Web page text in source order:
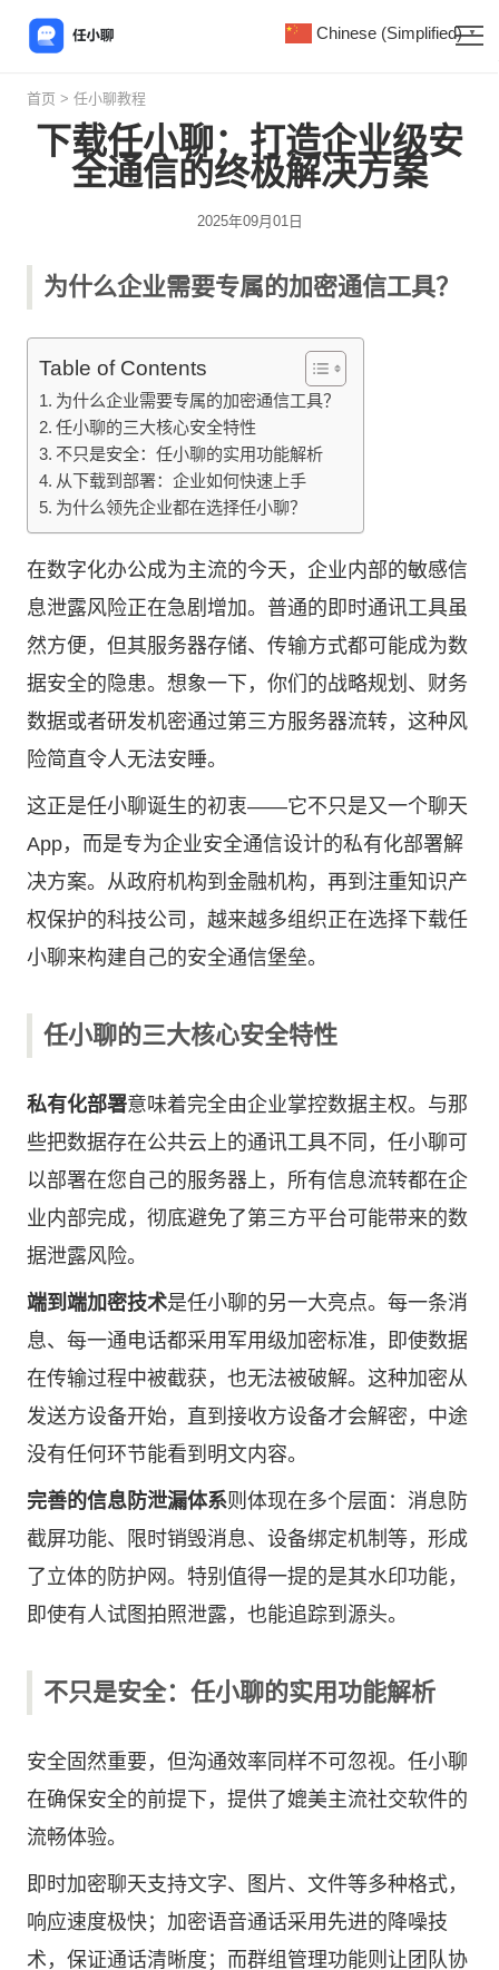
首页 > 任小聊教程
下载任小聊：打造企业级安
全通信的终极解决方案
2025年09月01日
为什么企业需要专属的加密通信工具？
Table of Contents
为什么企业需要专属的加密通信工具？
任小聊的三大核心安全特性
不只是安全：任小聊的实用功能解析
从下载到部署：企业如何快速上手
为什么领先企业都在选择任小聊？
在数字化办公成为主流的今天，企业内部的敏感信
息泄露风险正在急剧增加。普通的即时通讯工具虽
然方便，但其服务器存储、传输方式都可能成为数
据安全的隐患。想象一下，你们的战略规划、财务
数据或者研发机密通过第三方服务器流转，这种风
险简直令人无法安睡。
这正是任小聊诞生的初衷——它不只是又一个聊天
App，而是专为企业安全通信设计的私有化部署解
决方案。从政府机构到金融机构，再到注重知识产
权保护的科技公司，越来越多组织正在选择下载任
小聊来构建自己的安全通信堡垒。
任小聊的三大核心安全特性
私有化部署意味着完全由企业掌控数据主权。与那
些把数据存在公共云上的通讯工具不同，任小聊可
以部署在您自己的服务器上，所有信息流转都在企
业内部完成，彻底避免了第三方平台可能带来的数
据泄露风险。
端到端加密技术是任小聊的另一大亮点。每一条消
息、每一通电话都采用军用级加密标准，即使数据
在传输过程中被截获，也无法被破解。这种加密从
发送方设备开始，直到接收方设备才会解密，中途
没有任何环节能看到明文内容。
完善的信息防泄漏体系则体现在多个层面：消息防
截屏功能、限时销毁消息、设备绑定机制等，形成
了立体的防护网。特别值得一提的是其水印功能，
即使有人试图拍照泄露，也能追踪到源头。
不只是安全：任小聊的实用功能解析
安全固然重要，但沟通效率同样不可忽视。任小聊
在确保安全的前提下，提供了媲美主流社交软件的
流畅体验。
即时加密聊天支持文字、图片、文件等多种格式，
响应速度极快；加密语音通话采用先进的降噪技
术，保证通话清晰度；而群组管理功能则让团队协
Chinese (Simplified) ▼